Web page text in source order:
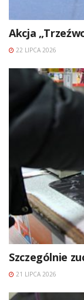
Akcja
22 LIPCA 2026
Szczególnie
21 LIPCA 2026